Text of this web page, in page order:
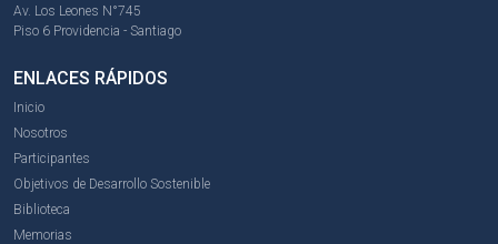
Av. Los Leones N°745
Piso 6 Providencia - Santiago
ENLACES RÁPIDOS
Inicio
Nosotros
Participantes
Objetivos de Desarrollo Sostenible
Biblioteca
Memorias